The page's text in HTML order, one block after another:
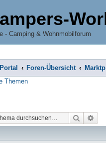
- Camping & Wohnmobilforum
Portal Foren-Übersicht
Themen
Suche